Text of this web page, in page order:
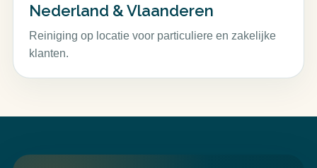
Nederland & Vlaanderen
Reiniging op locatie voor particuliere en zakelijke
klanten.